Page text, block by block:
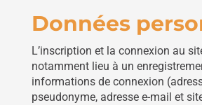
Données
L’inscription et la connexion au
notamment lieu à un
informations de connexion
pseudonyme, adresse e-mail et